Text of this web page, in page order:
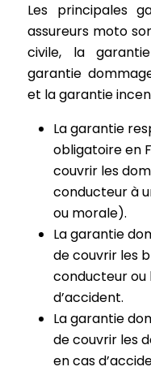
Les principales
assureurs moto
civile, la
garantie
et la garantie
La garantie
obligatoire en
couvrir les
conducteur à
ou morale).
La garantie
de couvrir les
conducteur ou
d’accident.
La garantie
de couvrir les
en cas